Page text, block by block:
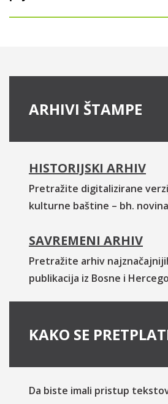
ARHIVI ŠTAMPE
HISTORIJSKI ARHIV
Pretražite digitalizirane
kulturne baštine – bh.
SAVREMENI ARHIV
Pretražite arhiv
publikacija iz Bosne i
KAKO SE
Da biste imali pristup